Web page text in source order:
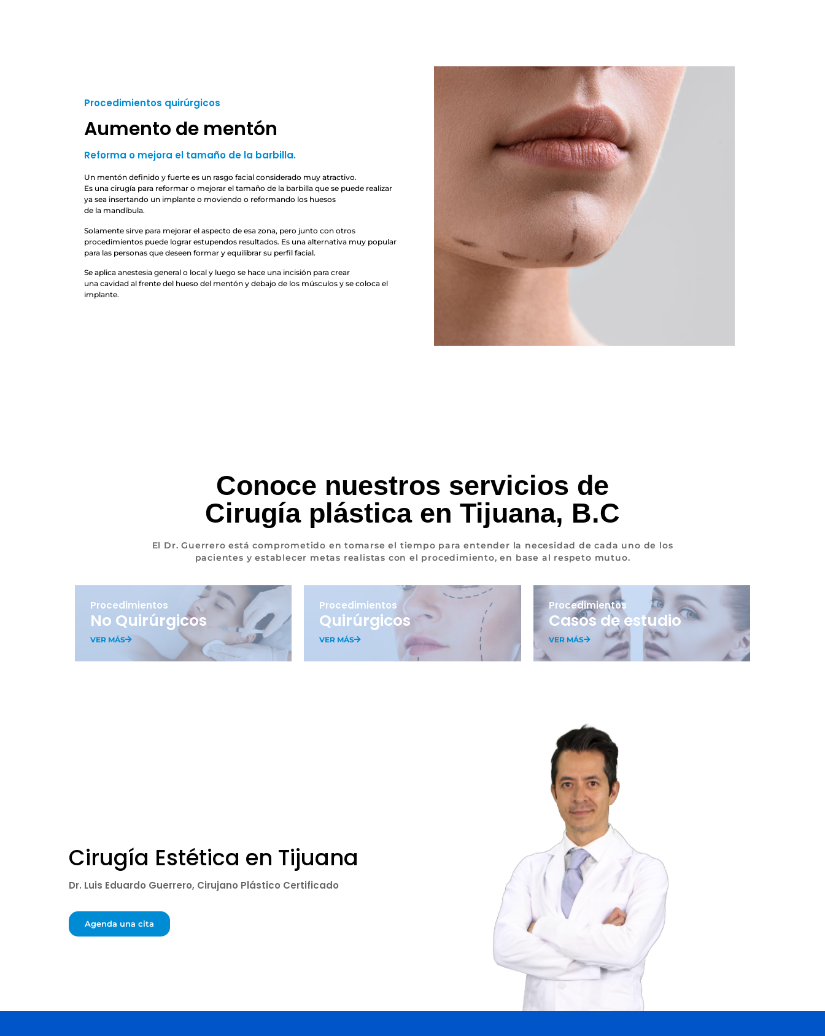
Procedimientos quirúrgicos
Aumento de mentón
Reforma o mejora el tamaño de la barbilla.
Un mentón definido y fuerte es un rasgo facial considerado muy atractivo.
Es una cirugía para reformar o mejorar el tamaño de la barbilla que se puede realizar
ya sea insertando un implante o moviendo o reformando los huesos
de la mandíbula.
Solamente sirve para mejorar el aspecto de esa zona, pero junto con otros
procedimientos puede lograr estupendos resultados. Es una alternativa muy popular
para las personas que deseen formar y equilibrar su perfil facial.
Se aplica anestesia general o local y luego se hace una incisión para crear
una cavidad al frente del hueso del mentón y debajo de los músculos y se coloca el
implante.
Conoce nuestros servicios de
Cirugía plástica en Tijuana, B.C
El Dr. Guerrero está comprometido en tomarse el tiempo para entender la necesidad de cada uno de los
pacientes y establecer metas realistas con el procedimiento, en base al respeto mutuo.
Procedimientos
No Quirúrgicos
VER MÁS
Procedimientos
Quirúrgicos
VER MÁS
Procedimientos
Casos de estudio
VER MÁS
Cirugía Estética en Tijuana
Dr. Luis Eduardo Guerrero, Cirujano Plástico Certificado
Agenda una cita